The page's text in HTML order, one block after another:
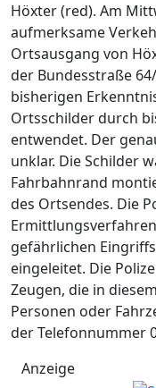
Höxter (red). Am
aufmerksame
Ortsausgang von
der Bundesstraße
bisherigen
Ortsschilder durch
entwendet. Der
unklar. Die Schilder
Fahrbahnrand
des Ortsendes. Die
gefährlichen
eingeleitet. Die
Zeugen, die in
Personen oder
der Telefonnummer
Anzeige